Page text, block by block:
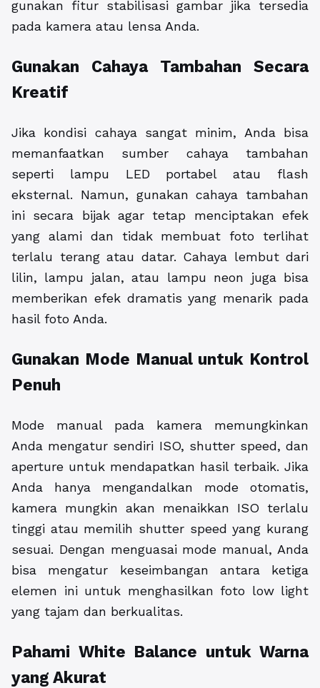
gunakan fitur stabilisasi gambar jika tersedia
pada kamera atau lensa Anda.
Gunakan Cahaya Tambahan Secara
Kreatif
Jika kondisi cahaya sangat minim, Anda bisa
memanfaatkan sumber cahaya tambahan
seperti lampu LED portabel atau flash
eksternal. Namun, gunakan cahaya tambahan
ini secara bijak agar tetap menciptakan efek
yang alami dan tidak membuat foto terlihat
terlalu terang atau datar. Cahaya lembut dari
lilin, lampu jalan, atau lampu neon juga bisa
memberikan efek dramatis yang menarik pada
hasil foto Anda.
Gunakan Mode Manual untuk Kontrol
Penuh
Mode manual pada kamera memungkinkan
Anda mengatur sendiri ISO, shutter speed, dan
aperture untuk mendapatkan hasil terbaik. Jika
Anda hanya mengandalkan mode otomatis,
kamera mungkin akan menaikkan ISO terlalu
tinggi atau memilih shutter speed yang kurang
sesuai. Dengan menguasai mode manual, Anda
bisa mengatur keseimbangan antara ketiga
elemen ini untuk menghasilkan foto low light
yang tajam dan berkualitas.
Pahami White Balance untuk Warna
yang Akurat